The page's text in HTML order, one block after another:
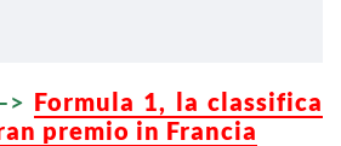
Formula 1, la classifica
premio in Francia